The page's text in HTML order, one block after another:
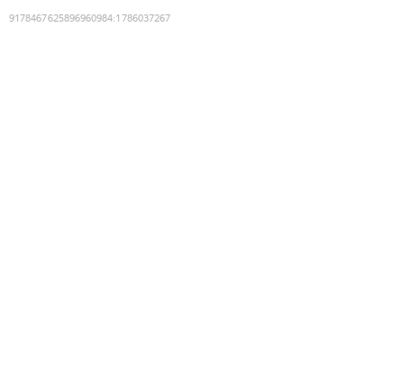
9178467625896960984:1786037267